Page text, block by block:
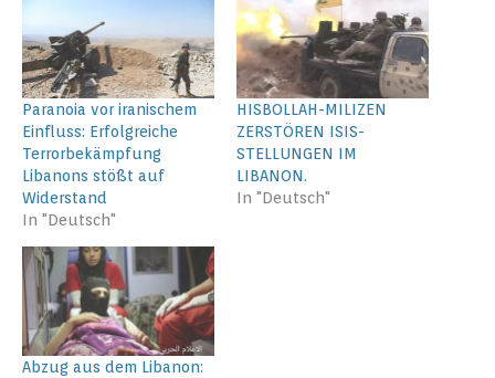
Paranoia vor iranischem
Einfluss: Erfolgreiche
Terrorbekämpfung
Libanons stößt auf
Widerstand
In "Deutsch"
HISBOLLAH-MILIZEN
ZERSTÖREN ISIS-
STELLUNGEN IM
LIBANON.
In "Deutsch"
Abzug aus dem Libanon: